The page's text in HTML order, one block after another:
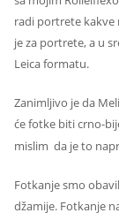
radi portrete kakve
je za portrete, a u
Leica formatu.
Zanimljivo je da
će fotke biti crno-
mislim da je to
Fotkanje smo
džamije. Fotkanje